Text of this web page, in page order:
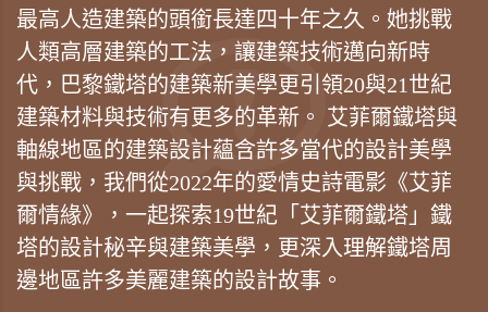
最高人造建築的頭銜長達四十年之久。她挑戰
人類高層建築的工法，讓建築技術邁向新時
代，巴黎鐵塔的建築新美學更引領20與21世紀
建築材料與技術有更多的革新。 艾菲爾鐵塔與
軸線地區的建築設計蘊含許多當代的設計美學
與挑戰，我們從2022年的愛情史詩電影《艾菲
爾情緣》，一起探索19世紀「艾菲爾鐵塔」鐵
塔的設計秘辛與建築美學，更深入理解鐵塔周
邊地區許多美麗建築的設計故事。